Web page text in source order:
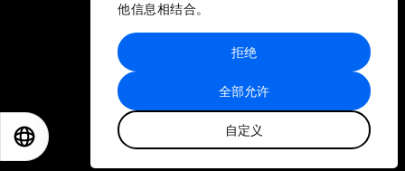
他信息相结合。
全部允许
自定义
拒绝
站点地图
世界经济论坛